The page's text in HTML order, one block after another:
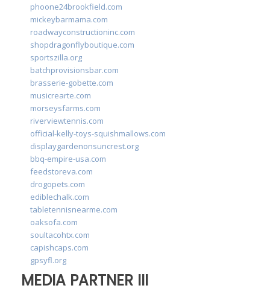
phoone24brookfield.com
mickeybarmama.com
roadwayconstructioninc.com
shopdragonflyboutique.com
sportszilla.org
batchprovisionsbar.com
brasserie-gobette.com
musicrearte.com
morseysfarms.com
riverviewtennis.com
official-kelly-toys-squishmallows.com
displaygardenonsuncrest.org
bbq-empire-usa.com
feedstoreva.com
drogopets.com
ediblechalk.com
tabletennisnearme.com
oaksofa.com
soultacohtx.com
capishcaps.com
gpsyfl.org
MEDIA PARTNER III